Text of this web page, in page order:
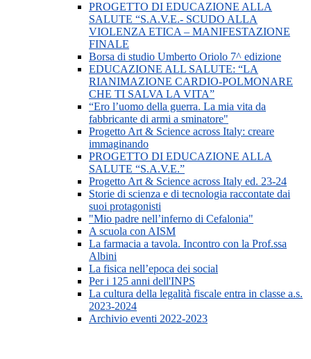
PROGETTO DI EDUCAZIONE ALLA
SALUTE “S.A.V.E.- SCUDO ALLA
VIOLENZA ETICA – MANIFESTAZIONE
FINALE
Borsa di studio Umberto Oriolo 7^ edizione
EDUCAZIONE ALL SALUTE: “LA
RIANIMAZIONE CARDIO-POLMONARE
CHE TI SALVA LA VITA”
“Ero l’uomo della guerra. La mia vita da
fabbricante di armi a sminatore"
Progetto Art & Science across Italy: creare
immaginando
PROGETTO DI EDUCAZIONE ALLA
SALUTE “S.A.V.E.”
Progetto Art & Science across Italy ed. 23-24
Storie di scienza e di tecnologia raccontate dai
suoi protagonisti
"Mio padre nell’inferno di Cefalonia"
A scuola con AISM
La farmacia a tavola. Incontro con la Prof.ssa
Albini
La fisica nell’epoca dei social
Per i 125 anni dell'INPS
La cultura della legalità fiscale entra in classe a.s.
2023-2024
Archivio eventi 2022-2023